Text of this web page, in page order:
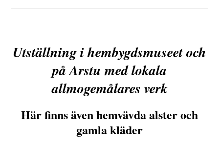
Utställning i hembygdsmuseet och
på Arstu med lokala
allmogemålares verk
Här finns även hemvävda alster och
gamla kläder